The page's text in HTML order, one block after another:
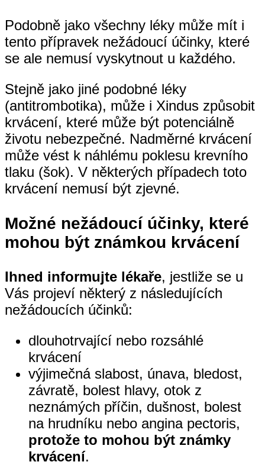
Podobně jako všechny léky může mít i
tento přípravek nežádoucí účinky, které
se ale nemusí vyskytnout u každého.
Stejně jako jiné podobné léky
(antitrombotika), může i Xindus způsobit
krvácení, které může být potenciálně
životu nebezpečné. Nadměrné krvácení
může vést k náhlému poklesu krevního
tlaku (šok). V některých případech toto
krvácení nemusí být zjevné.
Možné nežádoucí účinky, které
mohou být známkou krvácení
Ihned informujte lékaře, jestliže se u
Vás projeví některý z následujících
nežádoucích účinků:
dlouhotrvající nebo rozsáhlé
krvácení
výjimečná slabost, únava, bledost,
závratě, bolest hlavy, otok z
neznámých příčin, dušnost, bolest
na hrudníku nebo angina pectoris,
protože to mohou být známky
krvácení.